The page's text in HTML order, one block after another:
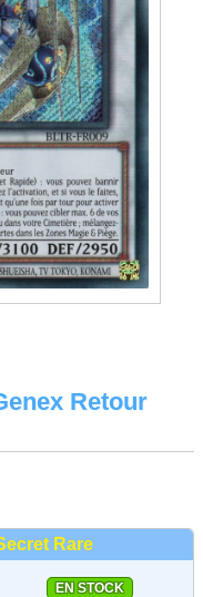
Retour
Rare
EN STOCK